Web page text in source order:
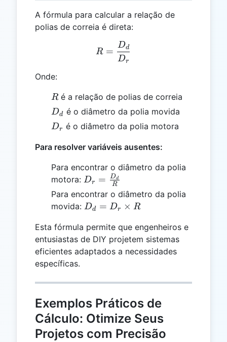
A fórmula para calcular a relação de
polias de correia é direta:
R = \frac{D_d}{D_r}
R =
Dr
Dd
Onde:
R
Ré a relação de polias de correia
D_d
Dd é o diâmetro da polia movida
D_r
Dr é o diâmetro da polia motora
Para resolver variáveis ausentes:
Para encontrar o diâmetro da polia
motora: D_r =
\frac{D_d}
{R}
Dr = R
Dd
Para encontrar o diâmetro da polia
movida: D_d
\times
R
Dd = Dr × R
Esta fórmula permite que engenheiros e
entusiastas de DIY projetem sistemas
eficientes adaptados a necessidades
específicas.
Exemplos Práticos de
Cálculo: Otimize Seus
Projetos com Precisão